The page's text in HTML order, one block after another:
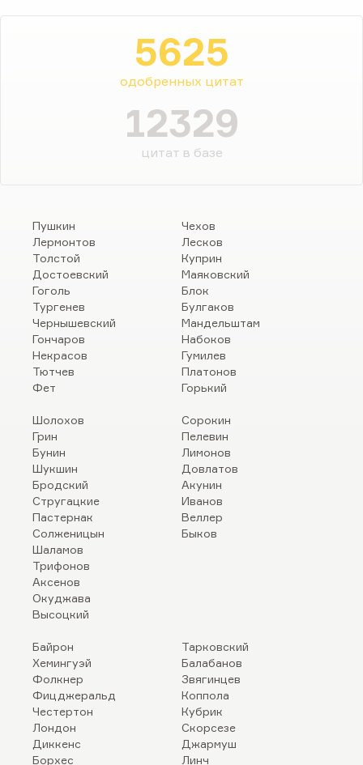
5625
одобренных цитат
12329
цитат в базе
Пушкин
Лермонтов
Толстой
Достоевский
Гоголь
Тургенев
Чернышевский
Гончаров
Некрасов
Тютчев
Фет
Чехов
Лесков
Куприн
Маяковский
Блок
Булгаков
Мандельштам
Набоков
Гумилев
Платонов
Горький
Шолохов
Грин
Бунин
Шукшин
Бродский
Стругацкие
Пастернак
Солженицын
Шаламов
Трифонов
Аксенов
Окуджава
Высоцкий
Сорокин
Пелевин
Лимонов
Довлатов
Акунин
Иванов
Веллер
Быков
Байрон
Хемингуэй
Фолкнер
Фицджеральд
Честертон
Лондон
Диккенс
Борхес
Тарковский
Балабанов
Звягинцев
Коппола
Кубрик
Скорсезе
Джармуш
Линч